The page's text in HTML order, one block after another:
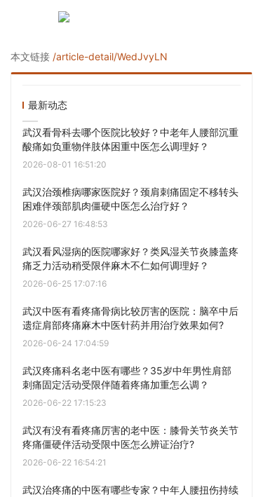
本文链接 /article-detail/WedJvyLN
最新动态
武汉看骨科去哪个医院比较好？中老年人腰部沉重
酸痛如负重物伴肢体困重中医怎么调理好？
2026-08-01 16:51:20
武汉治颈椎病哪家医院好？颈肩刺痛固定不移转头
困难伴颈部肌肉僵硬中医怎么治疗好？
2026-06-27 16:48:53
武汉看风湿病的医院哪家好？类风湿关节炎膝盖疼
痛乏力活动稍受限伴麻木不仁如何调理好？
2026-06-25 17:07:16
武汉中医有看疼痛骨病比较厉害的医院：脑卒中后
遗症肩部疼痛麻木中医针药并用治疗效果如何?
2026-06-24 17:04:59
武汉疼痛科名老中医有哪些？35岁中年男性肩部
刺痛固定活动受限伴随着疼痛加重怎么调？
2026-06-22 17:15:23
武汉有没有看疼痛厉害的老中医：膝骨关节炎关节
疼痛僵硬伴活动受限中医怎么辨证治疗?
2026-06-22 16:54:21
武汉治疼痛的中医有哪些专家？中年人腰扭伤持续